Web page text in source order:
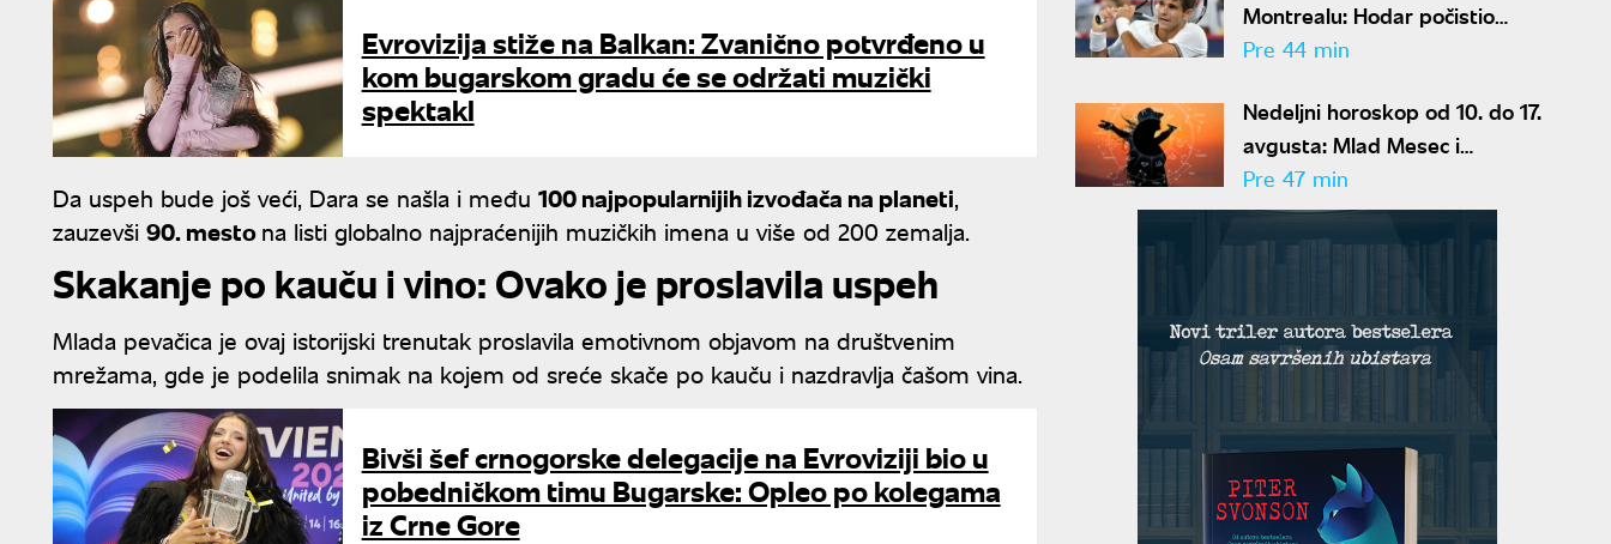
Evrovizija stiže na Balkan: Zvanično potvrđeno u
kom bugarskom gradu će se održati muzički
spektakl
Da uspeh bude još veći, Dara se našla i među 100 najpopularnijih izvođača na planeti,
zauzevši 90. mestona listi globalno najpraćenijih muzičkih imena u više od 200 zemalja.
Skakanje po kauču i vino: Ovako je proslavila uspeh
Mlada pevačica je ovaj istorijski trenutak proslavila emotivnom objavom na društvenim
mrežama, gde je podelila snimak na kojem od sreće skače po kauču i nazdravlja čašom vina.
Bivši šef crnogorske delegacije na Evroviziji bio u
pobedničkom timu Bugarske: Opleo po kolegama
iz Crne Gore
Montrealu: Hodar počistio
Lehečku za četvrtfinale
Pre 44 min
Nedeljni horoskop od 10. do 17.
avgusta: Mlad Mesec i
pomračenje Sunca u Lavu
donose haos
Pre 47 min